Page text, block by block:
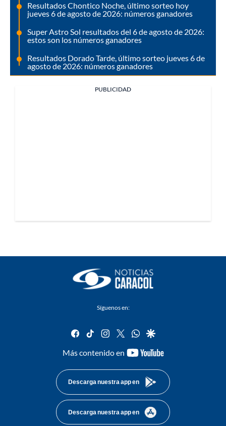
Resultados Chontico Noche, último sorteo hoy
jueves 6 de agosto de 2026: números ganadores
Super Astro Sol resultados del 6 de agosto de 2026:
estos son los números ganadores
Resultados Dorado Tarde, último sorteo jueves 6 de
agosto de 2026: números ganadores
PUBLICIDAD
Síguenos en:
facebook
tiktok instagram
twitterwhatsapp
google
Más contenido en
youtube-
Descarga nuestra app en
Descarga nuestra app en